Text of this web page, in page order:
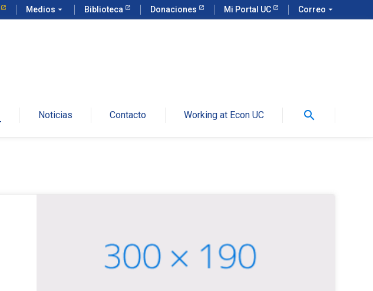
Medios arrow_drop_down Biblioteca Donaciones Mi Portal UC Correo arrow_drop_down
Noticias Contacto Working at Econ UC search